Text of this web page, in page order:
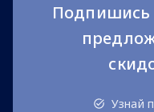
Подпишись
Узнай